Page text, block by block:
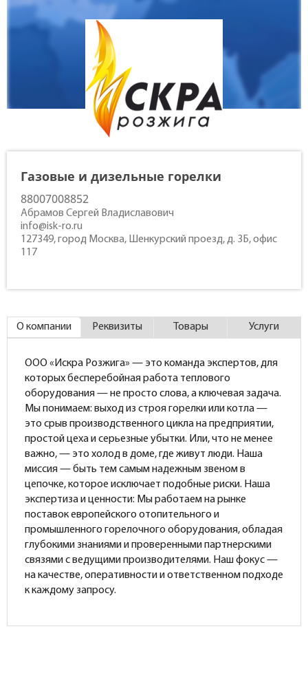
Контакты
Газовые и дизельные горелки
88007008852
Абрамов Сергей Владиславович
info@isk-ro.ru
127349, город Москва, Шенкурский проезд, д. 3Б, офис
117
О компании Реквизиты Товары Услуги
ООО «Искра Розжига» — это команда экспертов, для
которых бесперебойная работа теплового
оборудования — не просто слова, а ключевая задача.
Мы понимаем: выход из строя горелки или котла —
это срыв производственного цикла на предприятии,
простой цеха и серьезные убытки. Или, что не менее
важно, — это холод в доме, где живут люди. Наша
миссия — быть тем самым надежным звеном в
цепочке, которое исключает подобные риски. Наша
экспертиза и ценности: Мы работаем на рынке
поставок европейского отопительного и
промышленного горелочного оборудования, обладая
глубокими знаниями и проверенными партнерскими
связями с ведущими производителями. Наш фокус —
на качестве, оперативности и ответственном подходе
к каждому запросу.